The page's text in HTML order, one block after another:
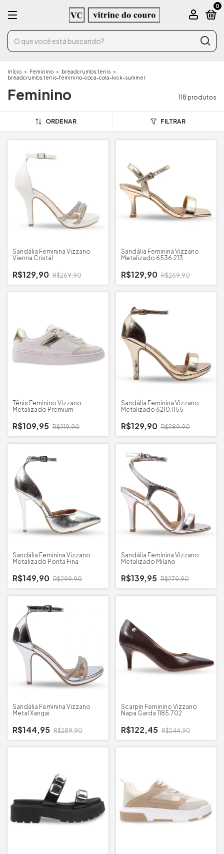
0
Início > Feminino > breadcrumbs.tenis >
breadcrumbs.tenis-feminino-coca-cola-kick-summer
Feminino 118 produtos
ORDENAR FILTRAR
Sandália Feminina Vizzano
Vienna Cristal
R$129,90 R$269,90
Sandália Feminina Vizzano
Metalizado 6536.213
R$129,90 R$269,90
Tênis Feminino Vizzano
Metalizado Premium
R$109,95 R$219,90
Sandália Feminina Vizzano
Metalizado 6210.1155
R$129,90 R$289,90
Sandália Feminina Vizzano
Metalizado Ponta Fina
R$149,90 R$299,90
Sandália Feminina Vizzano
Metalizado Milano
R$139,95 R$279,90
Sandália Feminina Vizzano
Metal Xangai
R$144,95 R$289,90
Scarpin Feminino Vizzano
Napa Garda 1185.702
R$122,45 R$244,90